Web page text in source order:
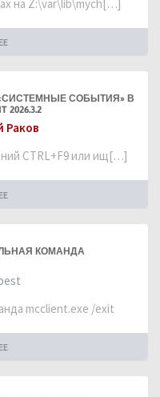
на Z:\var\lib\mych[…]
СОБЫТИЯ» В
2026.3.2
Раков
CTRL+F9 или ищ[…]
КОМАНДА
mcclient.exe /exit